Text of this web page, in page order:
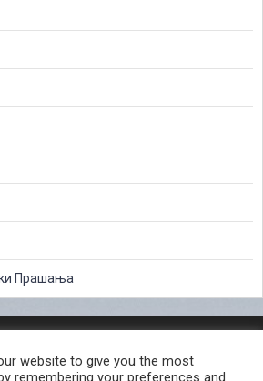
Прашања
ДО ИНФОРМАЦИИ ОД ЈАВЕН КАРАКТЕР
website to give you the most
remembering your preferences and